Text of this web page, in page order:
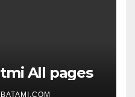
All pages